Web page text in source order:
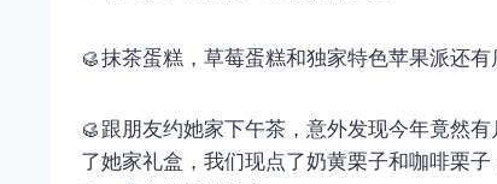
🥮抹茶蛋糕，草莓蛋糕和独家特色苹果派还
🥮跟朋友约她家下午茶，意外发现今年竟然
了她家礼盒，我们现点了奶黄栗子和咖啡栗